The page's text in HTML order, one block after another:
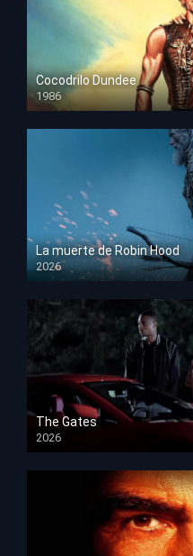
Cocodrilo Dundee
1986
HD 1080p
La muerte de Robin Hood
2026
HD 1080p
The Gates
2026
HD 1080p